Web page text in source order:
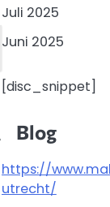
Juli 2025
Juni 2025
[disc_snippet]
Blog
https://
utrecht/